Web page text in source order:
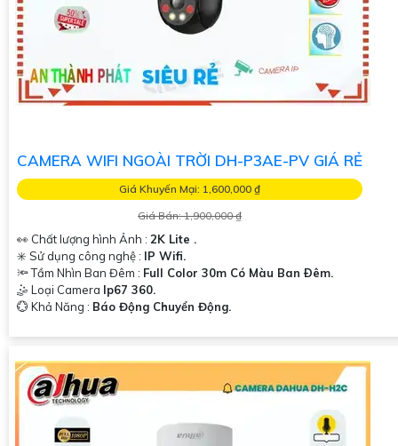
CAMERA WIFI NGOÀI TRỜI DH-P3AE-PV GIÁ RẺ
Giá Khuyến Mại: 1,600,000 ₫
Giá Bán: 1,900,000 ₫
👀 Chất lượng hình Ảnh : 2K Lite .
✳️ Sử dụng công nghệ : IP Wifi.
🔦 Tầm Nhìn Ban Đêm : Full Color 30m Có Màu Ban Ðêm.
🤹 Loại Camera Ip67 360.
️💮 Khả Năng : Báo Động Chuyển Động.